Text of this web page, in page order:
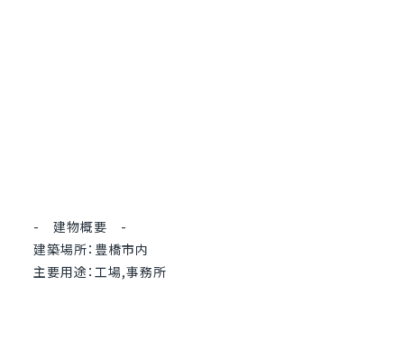
- 建物概要 -
建築場所：豊橋市内
主要用途：工場,事務所